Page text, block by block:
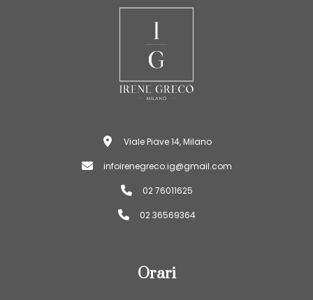
Viale Piave 14, Milano
infoirenegreco.ig@gmail.com
02 76011625
02 36569364
Orari